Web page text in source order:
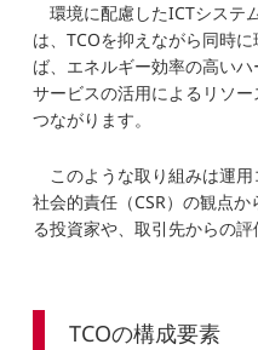
環境に配慮したICTシステ
は、TCOを抑えながら同時
ば、エネルギー効率の高い
サービスの活用によるリソ
つながります。
このような取り組みは運
社会的責任（CSR）の観点
る投資家や、取引先からの評
TCOの構成要素